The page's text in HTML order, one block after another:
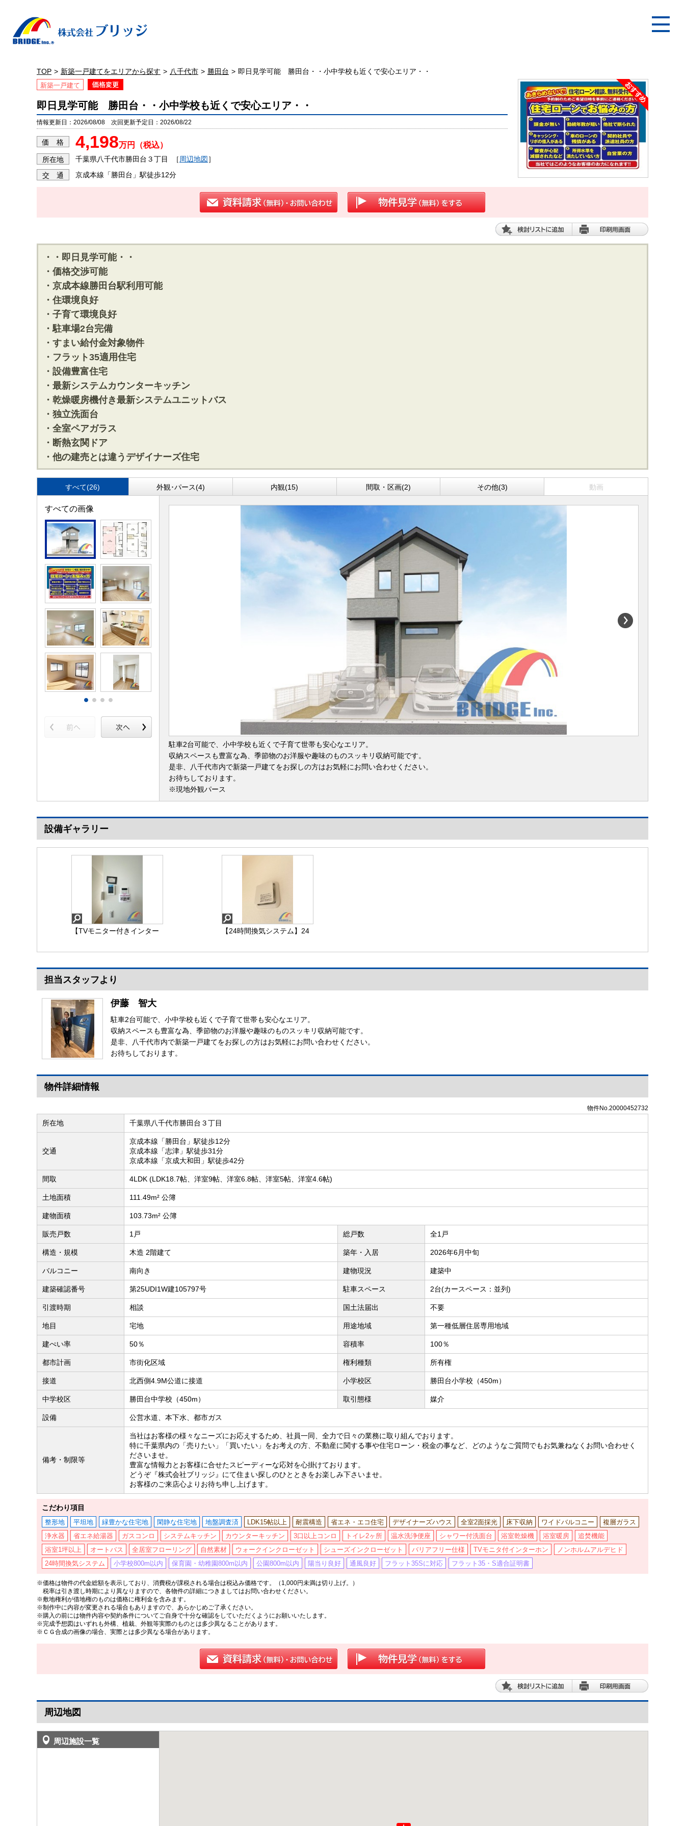
TOP 新築一戸建てをエリアから探す 八千代市 勝田台 即日見学可能 勝田台・・小中学校も近くで安心エリア・・
新築一戸建て
即日見学可能 勝田台・・小中学校も近くで安心エリア・・
情報更新日：2026/08/08 次回更新予定日：2026/08/22
価 格 4,198万円（税込）
所在地 千葉県八千代市勝田台３丁目 ［ 周辺地図］
交 通 京成本線「勝田台」駅徒歩12分
・・即日見学可能・・
・価格交渉可能
・京成本線勝田台駅利用可能
・住環境良好
・子育て環境良好
・駐車場2台完備
・すまい給付金対象物件
・フラット35適用住宅
・設備豊富住宅
・最新システムカウンターキッチン
・乾燥暖房機付き最新システムユニットバス
・独立洗面台
・全室ペアガラス
・断熱玄関ドア
・他の建売とは違うデザイナーズ住宅
すべて(26) 外観･パース(4) 内観(15) 間取・区画(2) その他(3) 動画
すべての画像
駐車2台可能で、小中学校も近くで子育て世帯も安心なエリア。
収納スペースも豊富な為、季節物のお洋服や趣味のものスッキリ収納可能です。
是非、八千代市内で新築一戸建てをお探しの方はお気軽にお問い合わせください。
お待ちしております。
※現地外観パース
設備ギャラリー
【TVモニター付きインタ
ーホン】
【TVモニター付きインター
ターホン
【24時間換気システム】24
担当スタッフより
伊藤 智大
駐車2台可能で、小中学校も近くで子育て世帯も安心なエリア。
収納スペースも豊富な為、季節物のお洋服や趣味のものスッキリ収納可能です。
是非、八千代市内で新築一戸建てをお探しの方はお気軽にお問い合わせください。
お待ちしております。
物件詳細情報
物件No.20000452732
所在地 千葉県八千代市勝田台３丁目
交通
京成本線「勝田台」駅徒歩12分
京成本線「志津」駅徒歩31分
京成本線「京成大和田」駅徒歩42分
間取 4LDK (LDK18.7帖、洋室9帖、洋室6.8帖、洋室5帖、洋室4.6帖)
土地面積 111.49m² 公簿
建物面積 103.73m² 公簿
販売戸数 1戸 総戸数 全1戸
構造・規模 木造 2階建て 築年・入居 2026年6月中旬
バルコニー 南向き 建物現況 建築中
建築確認番号 第25UDI1W建105797号 駐車スペース 2台(カースペース：並列)
引渡時期 相談 国土法届出 不要
地目 宅地 用途地域 第一種低層住居専用地域
建ぺい率 50％ 容積率 100％
都市計画 市街化区域 権利種類 所有権
接道 北西側4.9M公道に接道 小学校区 勝田台小学校（450m）
中学校区 勝田台中学校（450m） 取引態様 媒介
設備 公営水道、本下水、都市ガス
備考・制限等
当社はお客様の様々なニーズにお応えするため、社員一同、全力で日々の業務に取り組んでおります。
特に千葉県内の「売りたい」「買いたい」をお考えの方、不動産に関する事や住宅ローン・税金の事など、どのようなご質問でもお気兼ねなくお問い合わせく
ださいませ。
豊富な情報力とお客様に合せたスピーディーな応対を心掛けております。
どうぞ『株式会社ブリッジ』にて住まい探しのひとときをお楽しみ下さいませ。
お客様のご来店心よりお待ち申し上げます。
こだわり項目
整形地 平坦地 緑豊かな住宅地 閑静な住宅地 地盤調査済 LDK15帖以上 耐震構造 省エネ・エコ住宅 デザイナーズハウス 全室2面採光 床下収納 ワイドバルコニー
複層ガラス
浄水器
省エネ給湯器 ガスコンロ システムキッチン カウンターキッチン 3口以上コンロ トイレ2ヶ所 温水洗浄便座 シャワー付洗面台 浴室乾燥機 浴室暖房
追焚機能
浴室1坪以上
オートバス 全居室フローリング 自然素材 ウォークインクローゼット シューズインクローゼット バリアフリー仕様 TVモニタ付インターホン
ノンホルムアルデヒド
24時間換気システム
小学校800m以内 保育園・幼稚園800m以内 公園800m以内 陽当り良好 通風良好 フラット35Sに対応 フラット35・S適合証明書
※価格は物件の代金総額を表示しており、消費税が課税される場合は税込み価格です。（1,000円未満は切り上げ。）
税率は引き渡し時期により異なりますので、各物件の詳細につきましてはお問い合わせください。
※敷地権利が借地権のものは価格に権利金を含みます。
※制作中に内容が変更される場合もありますので、あらかじめご了承ください。
※購入の前には物件内容や契約条件についてご自身で十分な確認をしていただくようにお願いいたします。
※完成予想図はいずれも外構、植栽、外観等実際のものとは多少異なることがあります。
※ＣＧ合成の画像の場合、実際とは多少異なる場合があります。
周辺地図
周辺施設一覧